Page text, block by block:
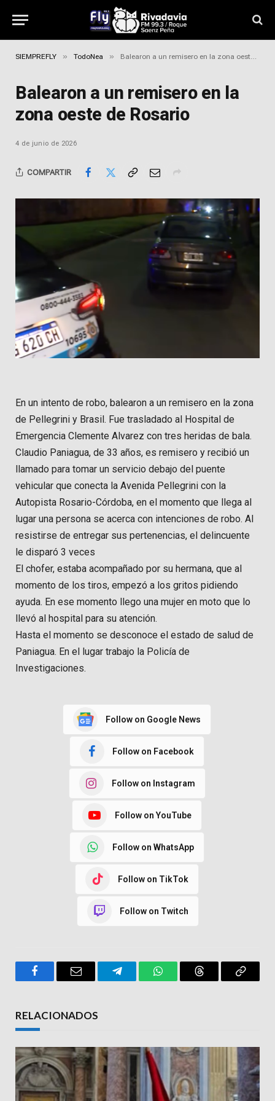
SIEMPREFLY » TodoNea » Balearon a un remisero en la zona oeste de Rosario
Balearon a un remisero en la
zona oeste de Rosario
4 de junio de 2026
COMPARTIR
En un intento de robo, balearon a un remisero en la zona
de Pellegrini y Brasil. Fue trasladado al Hospital de
Emergencia Clemente Alvarez con tres heridas de bala.
Claudio Paniagua, de 33 años, es remisero y recibió un
llamado para tomar un servicio debajo del puente
vehicular que conecta la Avenida Pellegrini con la
Autopista Rosario-Córdoba, en el momento que llega al
lugar una persona se acerca con intenciones de robo. Al
resistirse de entregar sus pertenencias, el delincuente
le disparó 3 veces
El chofer, estaba acompañado por su hermana, que al
momento de los tiros, empezó a los gritos pidiendo
ayuda. En ese momento llego una mujer en moto que lo
llevó al hospital para su atención.
Hasta el momento se desconoce el estado de salud de
Paniagua. En el lugar trabajo la Policía de
Investigaciones.
Follow on Google News
Follow on Facebook
Follow on Instagram
Follow on YouTube
Follow on WhatsApp
Follow on TikTok
Follow on Twitch
FacebookEmail TelegramWhatsAppThreads Copy
RELACIONADOS